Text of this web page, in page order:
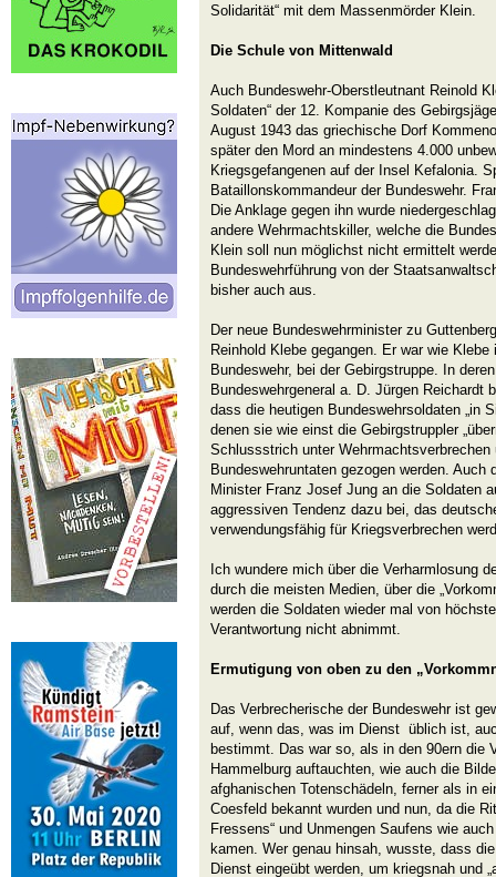
Solidarität“ mit dem Massenmörder Klein.
Die Schule von Mittenwald
Auch Bundeswehr-Oberstleutnant Reinold
Soldaten“ der 12. Kompanie des
August 1943 das griechische Dorf
später den Mord an mindestens 4.000
Kriegsgefangenen auf der Insel Kefalonia.
Bataillonskommandeur der Bundeswehr.
Die Anklage gegen ihn wurde
andere Wehrmachtskiller, welche die
Klein soll nun möglichst nicht ermittelt
Bundeswehrführung von der
bisher auch aus.
Der neue Bundeswehrminister zu
Reinhold Klebe gegangen. Er war wie
Bundeswehr, bei der Gebirgstruppe. In
Bundeswehrgeneral a. D. Jürgen Reichardt
dass die heutigen Bundeswehrsoldaten „in
denen sie wie einst die Gebirgstruppler
Schlussstrich unter Wehrmachtsverbrechen
Bundeswehruntaten gezogen werden. Auch
Minister Franz Josef Jung an die Soldaten
aggressiven Tendenz dazu bei, das
verwendungsfähig für Kriegsverbrechen
Ich wundere mich über die Verharmlosung
durch die meisten Medien, über die
werden die Soldaten wieder mal von
Verantwortung nicht abnimmt.
Ermutigung von oben zu den
Das Verbrecherische der Bundeswehr ist
auf, wenn das, was im Dienst üblich ist,
bestimmt. Das war so, als in den 90ern die
Hammelburg auftauchten, wie auch die
afghanischen Totenschädeln, ferner als in
Coesfeld bekannt wurden und nun, da die
Fressens“ und Unmengen Saufens wie
kamen. Wer genau hinsah, wusste, dass
Dienst eingeübt werden, um kriegsnah und